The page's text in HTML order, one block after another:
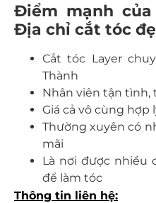
Điểm mạnh của
Địa chỉ cắt tóc
Cắt tóc Layer
Thành
Nhân viên tận tình,
Giá cả vô cùng hợp
Thường xuyên có
mãi
Là nơi được nhiều
để làm tóc
Thông tin liên hệ: